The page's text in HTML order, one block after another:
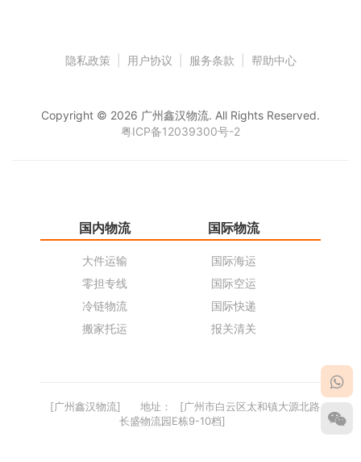
隐私政策 用户协议 服务条款 帮助中心
Copyright © 2026 广州鑫汉物流. All Rights Reserved.
粤ICP备12039300号-2
国内物流
大件运输
零担专线
冷链物流
搬家托运
国际物流
国际海运
国际空运
国际快递
报关清关
[广州鑫汉物流] 地址：
[广州市白云区太和镇大源北路
长盛物流园E栋9-10档]